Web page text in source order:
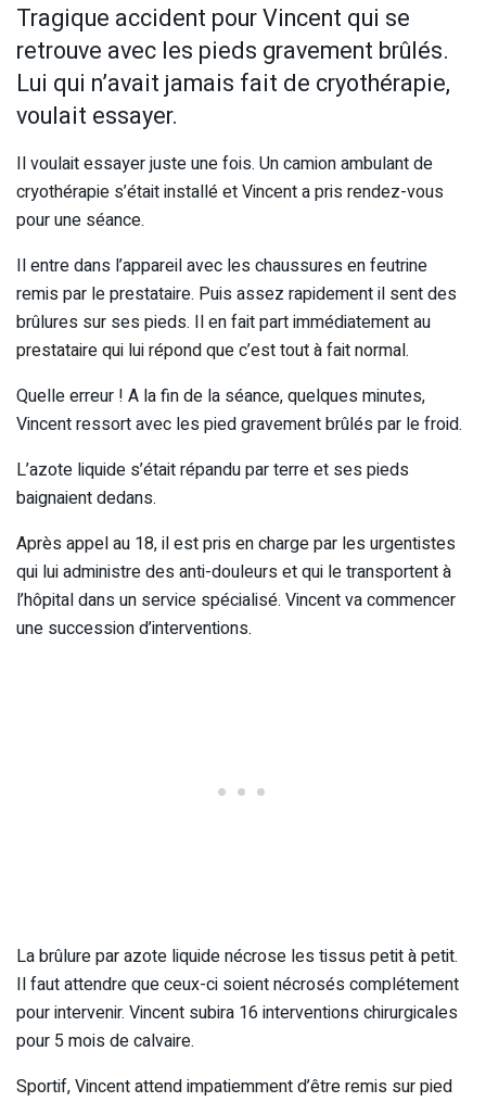
Tragique accident pour Vincent qui se
retrouve avec les pieds gravement brûlés.
Lui qui n’avait jamais fait de cryothérapie,
voulait essayer.
Il voulait essayer juste une fois. Un camion ambulant de
cryothérapie s’était installé et Vincent a pris rendez-vous
pour une séance.
Il entre dans l’appareil avec les chaussures en feutrine
remis par le prestataire. Puis assez rapidement il sent des
brûlures sur ses pieds. Il en fait part immédiatement au
prestataire qui lui répond que c’est tout à fait normal.
Quelle erreur ! A la fin de la séance, quelques minutes,
Vincent ressort avec les pied gravement brûlés par le froid.
L’azote liquide s’était répandu par terre et ses pieds
baignaient dedans.
Après appel au 18, il est pris en charge par les urgentistes
qui lui administre des anti-douleurs et qui le transportent à
l’hôpital dans un service spécialisé. Vincent va commencer
une succession d’interventions.
La brûlure par azote liquide nécrose les tissus petit à petit.
Il faut attendre que ceux-ci soient nécrosés complétement
pour intervenir. Vincent subira 16 interventions chirurgicales
pour 5 mois de calvaire.
Sportif, Vincent attend impatiemment d’être remis sur pied